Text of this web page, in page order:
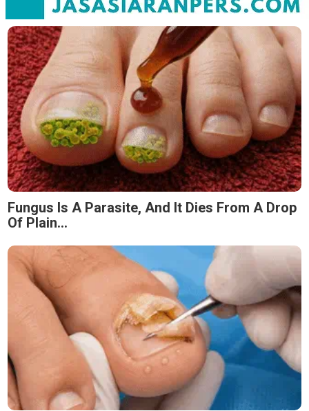
Fungus Is A Parasite, And It Dies From A Drop
Of Plain...